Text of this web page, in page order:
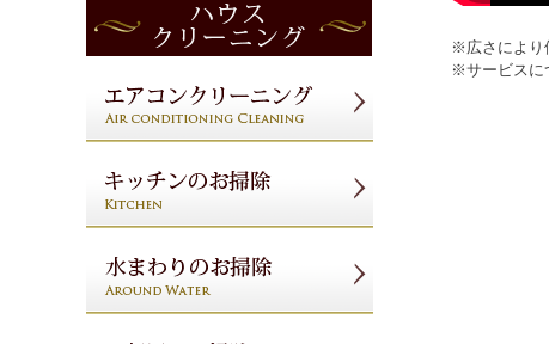
※広さにより
※サービスに